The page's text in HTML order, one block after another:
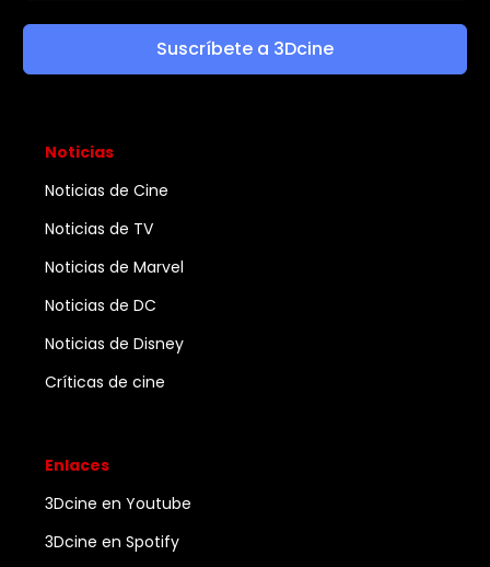
Suscríbete a 3Dcine
Noticias
Noticias de Cine
Noticias de TV
Noticias de Marvel
Noticias de DC
Noticias de Disney
Críticas de cine
Enlaces
3Dcine en Youtube
3Dcine en Spotify